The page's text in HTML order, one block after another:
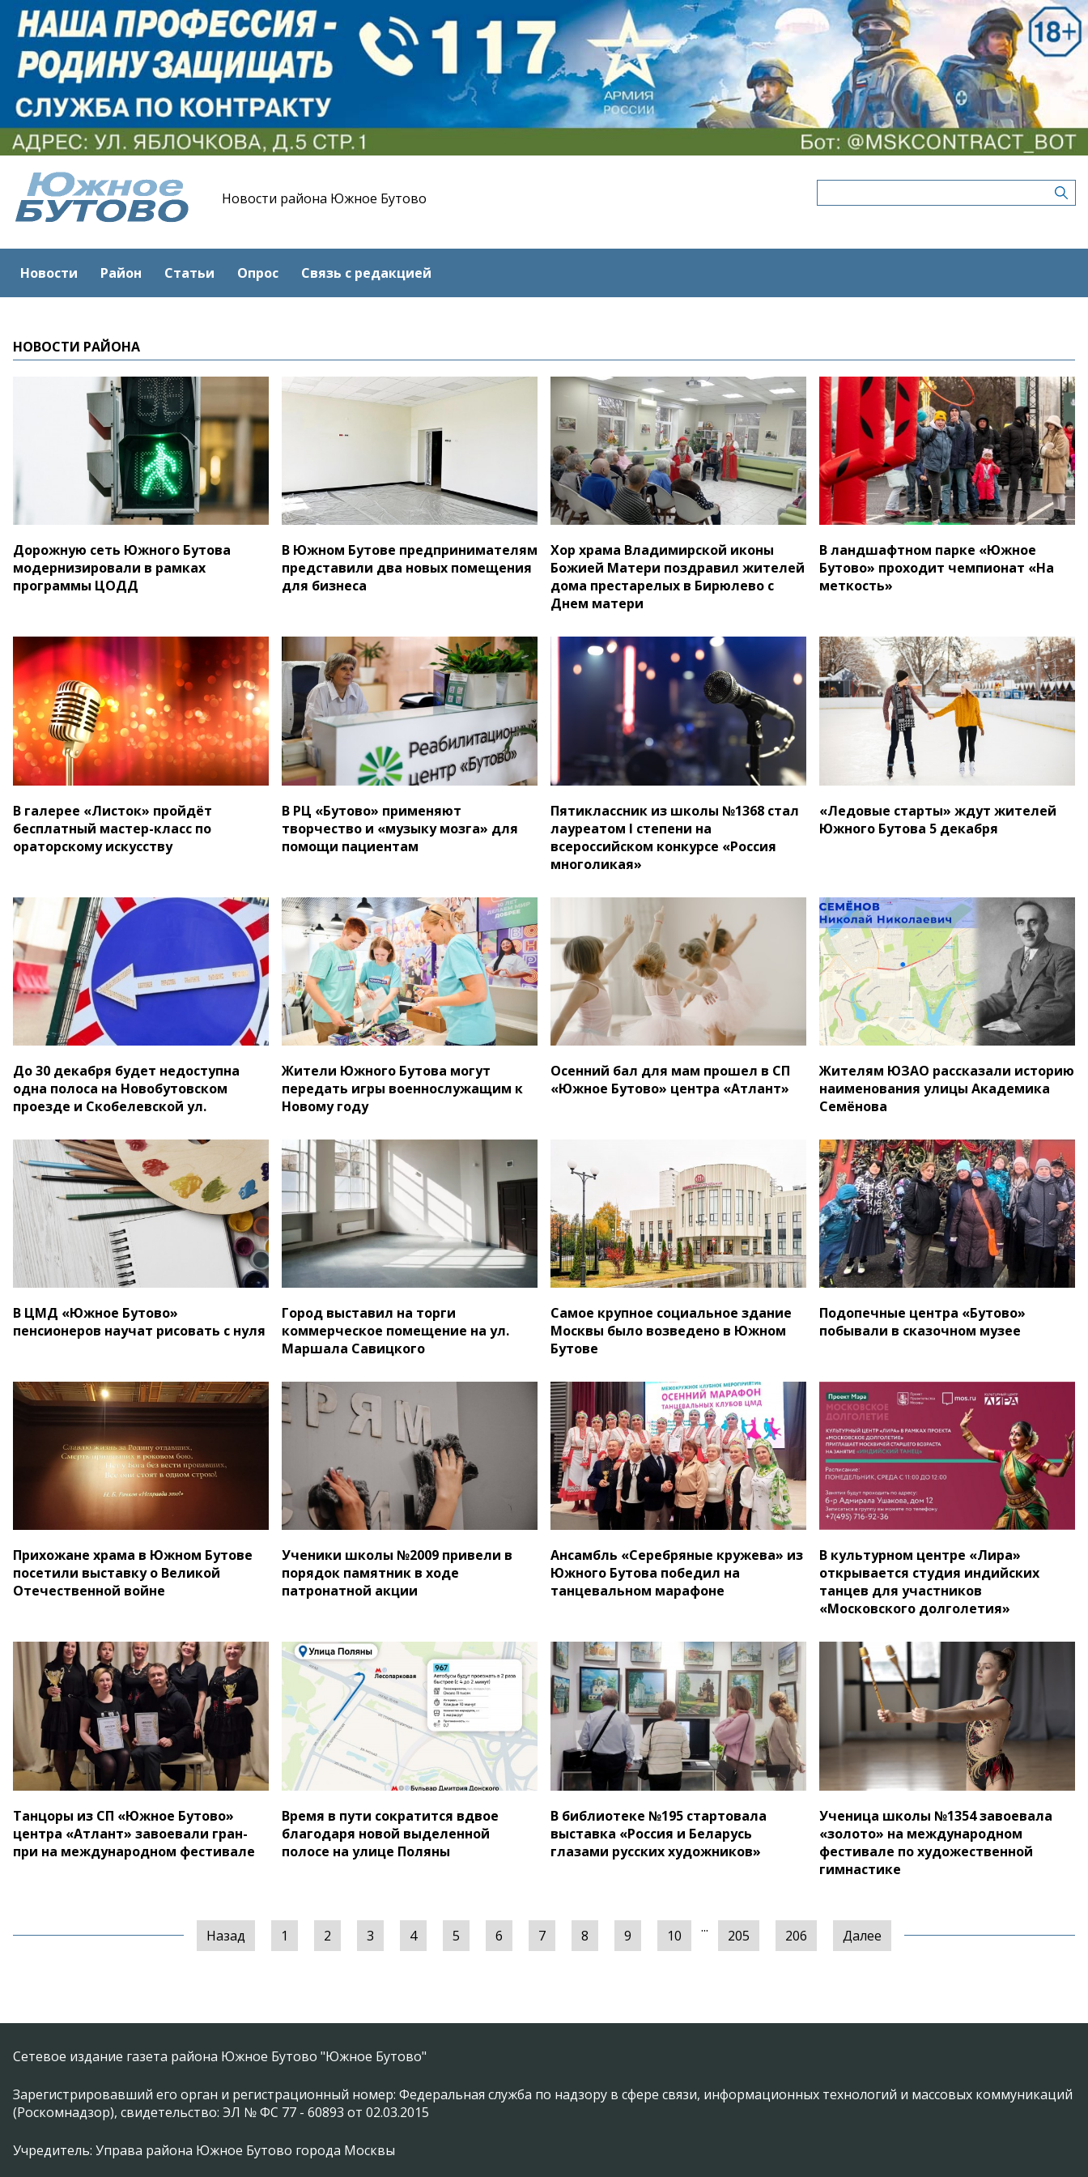
Новости района Южное Бутово
Новости Район Статьи Опрос Связь с редакцией
НОВОСТИ РАЙОНА
Дорожную сеть Южного Бутова
модернизировали в рамках
программы ЦОДД
В Южном Бутове предпринимателям
представили два новых помещения
для бизнеса
Хор храма Владимирской иконы
Божией Матери поздравил жителей
дома престарелых в Бирюлево с
Днем матери
В ландшафтном парке «Южное
Бутово» проходит чемпионат «На
меткость»
В галерее «Листок» пройдёт
бесплатный мастер-класс по
ораторскому искусству
В РЦ «Бутово» применяют
творчество и «музыку мозга» для
помощи пациентам
Пятиклассник из школы №1368 стал
лауреатом I степени на
всероссийском конкурсе «Россия
многоликая»
«Ледовые старты» ждут жителей
Южного Бутова 5 декабря
До 30 декабря будет недоступна
одна полоса на Новобутовском
проезде и Скобелевской ул.
Жители Южного Бутова могут
передать игры военнослужащим к
Новому году
Осенний бал для мам прошел в СП
«Южное Бутово» центра «Атлант»
Жителям ЮЗАО рассказали историю
наименования улицы Академика
Семёнова
В ЦМД «Южное Бутово»
пенсионеров научат рисовать с нуля
Город выставил на торги
коммерческое помещение на ул.
Маршала Савицкого
Самое крупное социальное здание
Москвы было возведено в Южном
Бутове
Подопечные центра «Бутово»
побывали в сказочном музее
Прихожане храма в Южном Бутове
посетили выставку о Великой
Отечественной войне
Ученики школы №2009 привели в
порядок памятник в ходе
патронатной акции
Ансамбль «Серебряные кружева» из
Южного Бутова победил на
танцевальном марафоне
В культурном центре «Лира»
открывается студия индийских
танцев для участников
«Московского долголетия»
Танцоры из СП «Южное Бутово»
центра «Атлант» завоевали гран-
при на международном фестивале
Время в пути сократится вдвое
благодаря новой выделенной
полосе на улице Поляны
В библиотеке №195 стартовала
выставка «Россия и Беларусь
глазами русских художников»
Ученица школы №1354 завоевала
«золото» на международном
фестивале по художественной
гимнастике
Назад 1 2 3 4 5 6 7 8 9 10 ... 205 206 Далее
Сетевое издание газета района Южное Бутово "Южное Бутово"
Зарегистрировавший его орган и регистрационный номер: Федеральная служба по надзору в сфере связи, информационных технологий и массовых коммуникаций
(Роскомнадзор), свидетельство: ЭЛ № ФС 77 - 60893 от 02.03.2015
Учредитель: Управа района Южное Бутово города Москвы